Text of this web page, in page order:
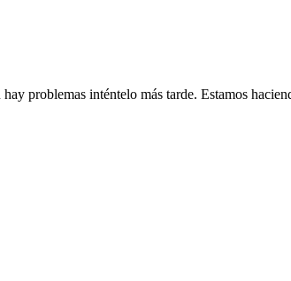
problemas inténtelo más tarde. Estamos